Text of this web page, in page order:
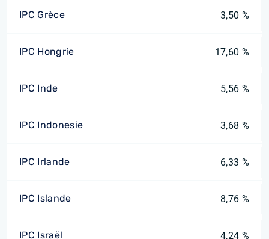
IPC Grèce 3,50 %
IPC Hongrie 17,60 %
IPC Inde 5,56 %
IPC Indonesie 3,68 %
IPC Irlande 6,33 %
IPC Islande 8,76 %
IPC Israël 4,24 %